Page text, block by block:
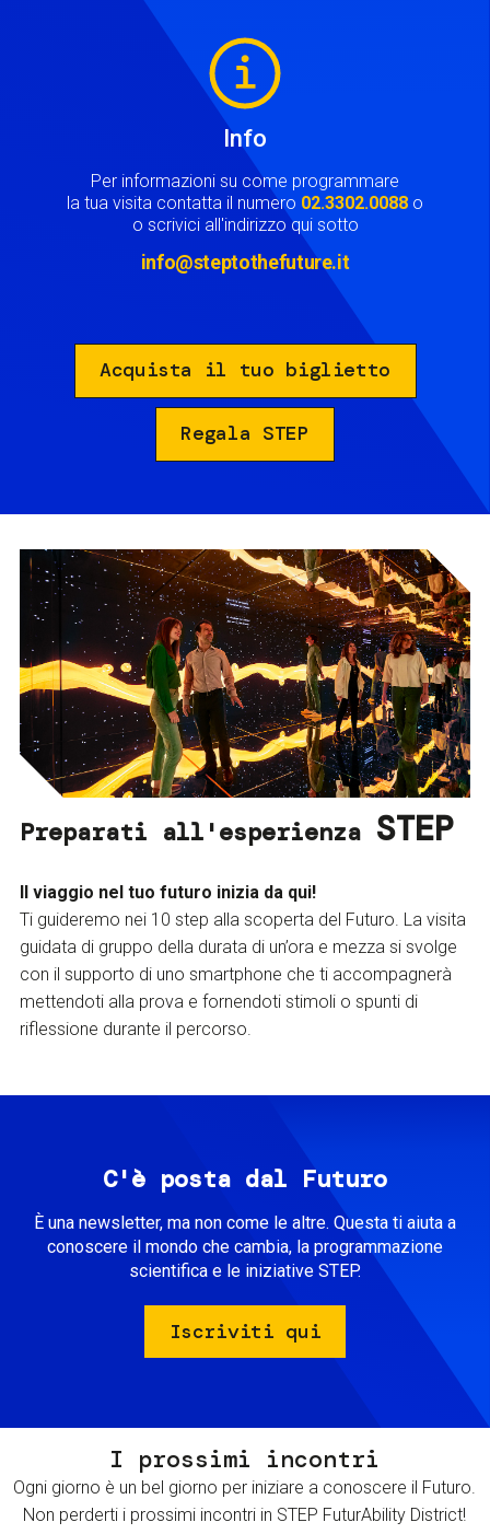
Info
Per informazioni su come programmare
la tua visita contatta il numero 02.3302.0088 o
o scrivici all'indirizzo qui sotto
info@steptothefuture.it
Acquista il tuo biglietto
Regala STEP
Preparati all'esperienza STEP
Il viaggio nel tuo futuro inizia da qui!
Ti guideremo nei 10 step alla scoperta del Futuro. La visita
guidata di gruppo della durata di un’ora e mezza si svolge
con il supporto di uno smartphone che ti accompagnerà
mettendoti alla prova e fornendoti stimoli o spunti di
riflessione durante il percorso.
C'è posta dal Futuro
È una newsletter, ma non come le altre. Questa ti aiuta a
conoscere il mondo che cambia, la programmazione
scientifica e le iniziative STEP.
Iscriviti qui
I prossimi incontri
Ogni giorno è un bel giorno per iniziare a conoscere il Futuro.
Non perderti i prossimi incontri in STEP FuturAbility District!